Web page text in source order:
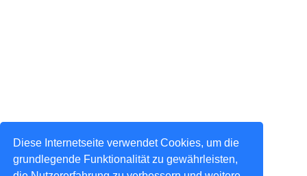
Diese Internetseite verwendet Cookies, um die
grundlegende Funktionalität zu gewährleisten,